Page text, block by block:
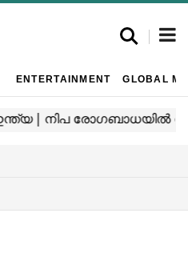
ENTERTAINMENT GLOBAL